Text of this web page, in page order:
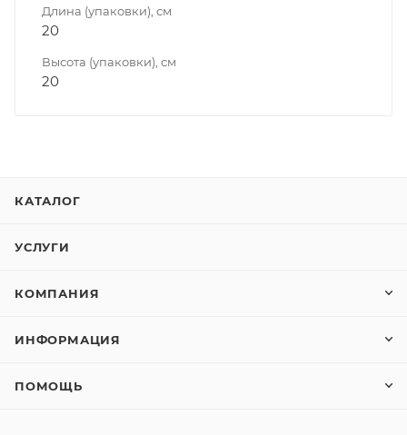
Длина (упаковки), см
20
Высота (упаковки), см
20
КАТАЛОГ
УСЛУГИ
КОМПАНИЯ
ИНФОРМАЦИЯ
ПОМОЩЬ